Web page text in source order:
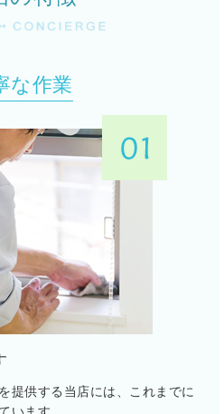
な作業
提供する当店には、これまでに